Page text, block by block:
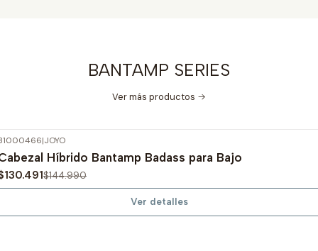
BANTAMP SERIES
Ver más productos
Agotado
|JOYO
Híbrido Bantamp Badass para Bajo
$144.990
Ver detalles